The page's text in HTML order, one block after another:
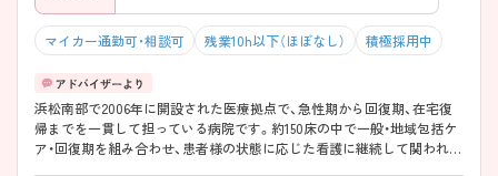
マイカー通勤可・相談可 残業10h以下（ほぼなし） 積極採用中
浜松南部で2006年に開設された医療拠点で、急性期から回復期、在宅復
帰までを一貫して担っている病院です。約150床の中で一般・地域包括ケ
ア・回復期を組み合わせ、患者様の状態に応じた看護に継続して関われる